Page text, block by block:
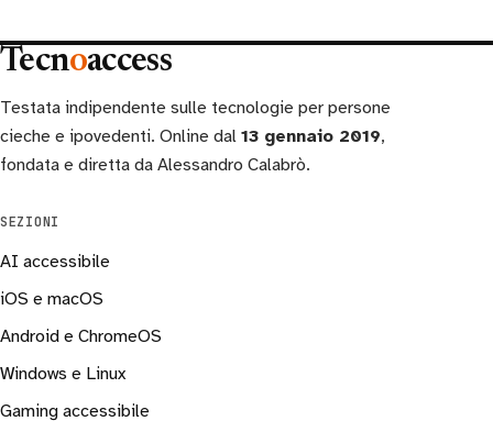
Tecnoaccess
Testata indipendente sulle tecnologie per persone
cieche e ipovedenti. Online dal 13 gennaio 2019,
fondata e diretta da Alessandro Calabrò.
SEZIONI
AI accessibile
iOS e macOS
Android e ChromeOS
Windows e Linux
Gaming accessibile